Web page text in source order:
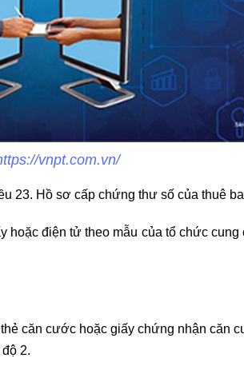
vnpt.com.vn/
23. Hồ sơ cấp chứng thư số của thuê
điện tử theo mẫu của tổ chức cung
căn cước hoặc giấy chứng nhận căn
2.